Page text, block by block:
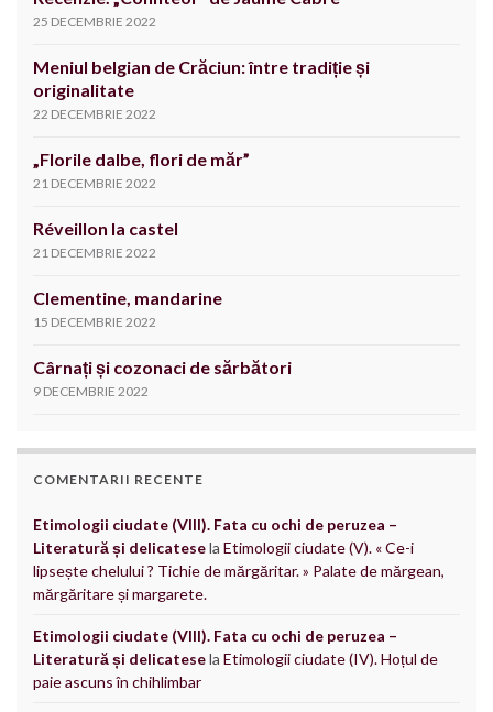
25 DECEMBRIE 2022
Meniul belgian de Crăciun: între tradiție și
originalitate
22 DECEMBRIE 2022
„Florile dalbe, flori de măr”
21 DECEMBRIE 2022
Réveillon la castel
21 DECEMBRIE 2022
Clementine, mandarine
15 DECEMBRIE 2022
Cârnați și cozonaci de sărbători
9 DECEMBRIE 2022
COMENTARII RECENTE
Etimologii ciudate (VIII). Fata cu ochi de peruzea –
Literatură și delicatesela Etimologii ciudate (V). « Ce-i
lipsește chelului ? Tichie de mărgăritar. » Palate de mărgean,
mărgăritare și margarete.
Etimologii ciudate (VIII). Fata cu ochi de peruzea –
Literatură și delicatesela Etimologii ciudate (IV). Hoțul de
paie ascuns în chihlimbar